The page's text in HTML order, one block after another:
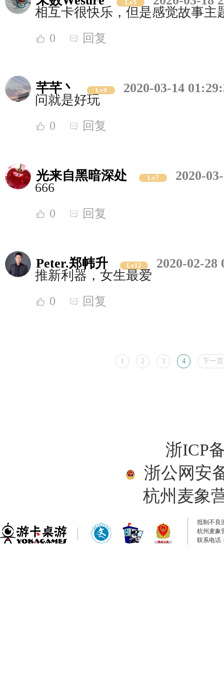
Lv5
相互卡很快乐，但是感觉故事主
0 回复
芊芊丶 Lv9
2020-03-14
问就是好玩
0 回复
光来自黑暗深处 Lv7
2020-
666
0 回复
Peter.郑帏升 Lv12
2020-02-28
推新利器，女生最爱
0 回复
1 2 3 4 下一页
浙ICP
浙公网安
杭州麦象
抵制不良
杭州麦象
联系电话